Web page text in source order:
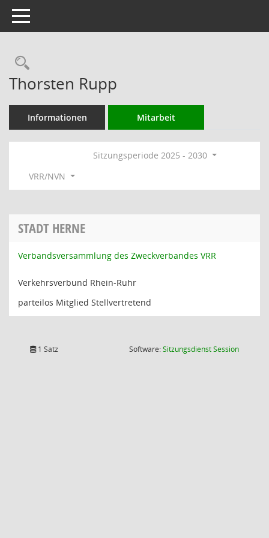
Toggle navigation
Rechercheauswahl
Thorsten Rupp
Informationen Mitarbeit
Sitzungsperiode 2025 - 2030
VRR/NVN
STADT HERNE
Verbandsversammlung des Zweckverbandes VRR
Verkehrsverbund Rhein-Ruhr
parteilos Mitglied Stellvertretend
1 Satz Software:SitzungsdienstSession(Wird in